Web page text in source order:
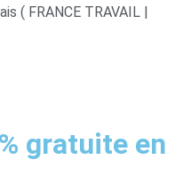
( FRANCE TRAVAIL |
gratuite en